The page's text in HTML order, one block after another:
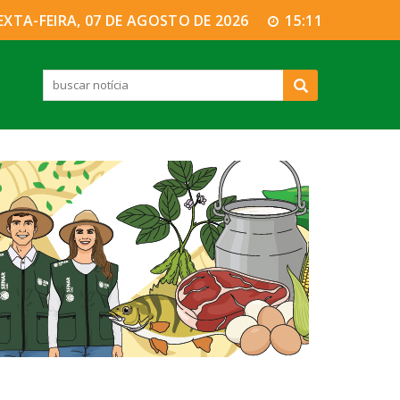
FEIRA, 07 DE AGOSTO DE 2026 15:11